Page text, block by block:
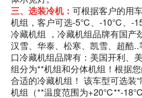
三、选装冷机：可根据客户的用
机组，客户可选-5℃、-10℃、-
冷藏机组 ，冷藏机组品牌有国产
汉雪、华泰、松寒、凯雪、超酷
口冷藏机组品牌有：美国开利、
组分为**机组和分体机组！根据
合适的冷藏机组！ 该车型可选装
机组（**温度范围为+20℃**-